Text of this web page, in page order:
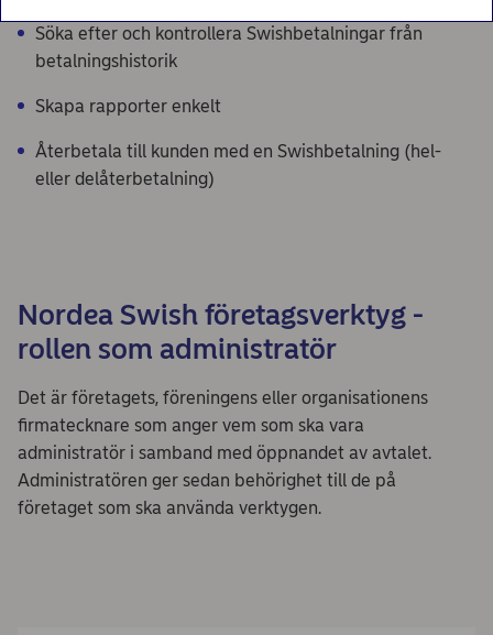
Söka efter och kontrollera Swishbetalningar från
betalningshistorik
Skapa rapporter enkelt
Återbetala till kunden med en Swishbetalning (hel-
eller delåterbetalning)
Nordea Swish företagsverktyg -
rollen som administratör
Det är företagets, föreningens eller organisationens
firmatecknare som anger vem som ska vara
administratör i samband med öppnandet av avtalet.
Administratören ger sedan behörighet till de på
företaget som ska använda verktygen.